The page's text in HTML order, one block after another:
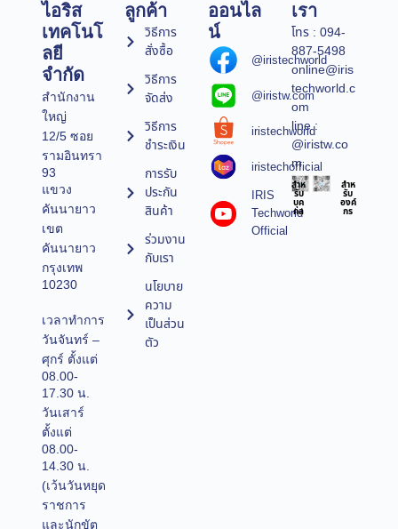
ไอริส
เทคโนโ
ลยี
จำกัด
สำนักงาน
ใหญ่
12/5 ซอย
รามอินทรา
93
แขวง
คันนายาว
เขต
คันนายาว
กรุงเทพ
10230
เวลาทำการ
วันจันทร์ –
ศุกร์ ตั้งแต่
08.00-
17.30 น.
วันเสาร์
ตั้งแต่
08.00-
14.30 น.
(เว้นวันหยุด
ราชการ
และนักขัต
ลูกค้า
วิธีการ
สั่งซื้อ
วิธีการ
จัดส่ง
วิธีการ
ชำระเงิน
การรับ
ประกัน
สินค้า
ร่วมงาน
กับเรา
นโยบาย
ความ
เป็นส่วน
ตัว
ออนไล
น์
@iristechworld
@iristw.com
iristechworld
iristechofficial
IRIS
Techworld
Official
เรา
โทร : 094-
887-5498
online@iris
techworld.c
om
line :
@iristw.co
m
สำห
รับ
บุค
คล
สำห
รับ
องค์
กร